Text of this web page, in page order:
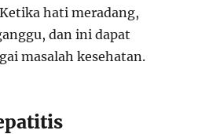
hati meradang,
dan ini dapat
masalah kesehatan.